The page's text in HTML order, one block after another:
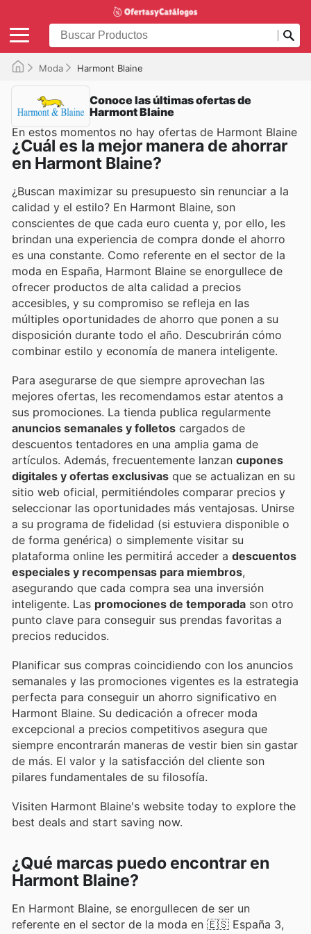
Moda Harmont Blaine
Conoce las últimas ofertas de
Harmont Blaine
En estos momentos no hay ofertas de Harmont Blaine
¿Cuál es la mejor manera de ahorrar
en Harmont Blaine?
¿Buscan maximizar su presupuesto sin renunciar a la
calidad y el estilo? En Harmont Blaine, son
conscientes de que cada euro cuenta y, por ello, les
brindan una experiencia de compra donde el ahorro
es una constante. Como referente en el sector de la
moda en España, Harmont Blaine se enorgullece de
ofrecer productos de alta calidad a precios
accesibles, y su compromiso se refleja en las
múltiples oportunidades de ahorro que ponen a su
disposición durante todo el año. Descubrirán cómo
combinar estilo y economía de manera inteligente.
Para asegurarse de que siempre aprovechan las
mejores ofertas, les recomendamos estar atentos a
sus promociones. La tienda publica regularmente
anuncios semanales y folletos cargados de
descuentos tentadores en una amplia gama de
artículos. Además, frecuentemente lanzan cupones
digitales y ofertas exclusivas que se actualizan en su
sitio web oficial, permitiéndoles comparar precios y
seleccionar las oportunidades más ventajosas. Unirse
a su programa de fidelidad (si estuviera disponible o
de forma genérica) o simplemente visitar su
plataforma online les permitirá acceder a descuentos
especiales y recompensas para miembros,
asegurando que cada compra sea una inversión
inteligente. Las promociones de temporada son otro
punto clave para conseguir sus prendas favoritas a
precios reducidos.
Planificar sus compras coincidiendo con los anuncios
semanales y las promociones vigentes es la estrategia
perfecta para conseguir un ahorro significativo en
Harmont Blaine. Su dedicación a ofrecer moda
excepcional a precios competitivos asegura que
siempre encontrarán maneras de vestir bien sin gastar
de más. El valor y la satisfacción del cliente son
pilares fundamentales de su filosofía.
Visiten Harmont Blaine's website today to explore the
best deals and start saving now.
¿Qué marcas puedo encontrar en
Harmont Blaine?
En Harmont Blaine, se enorgullecen de ser un
referente en el sector de la moda en 🇪🇸 España 3,